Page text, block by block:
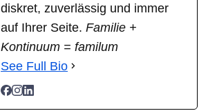
diskret, zuverlässig und immer
auf Ihrer Seite. Familie +
Kontinuum = familum
See Full Bio